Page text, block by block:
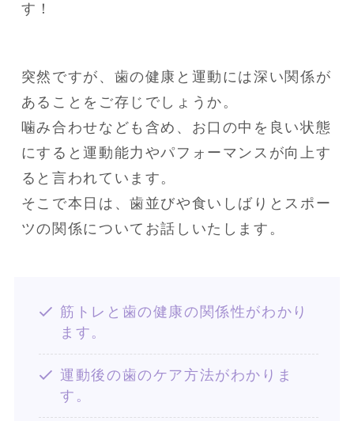
す！
突然ですが、歯の健康と運動には深い関係が
あることをご存じでしょうか。
噛み合わせなども含め、お口の中を良い状態
にすると運動能力やパフォーマンスが向上す
ると言われています。
そこで本日は、歯並びや食いしばりとスポー
ツの関係についてお話しいたします。
筋トレと歯の健康の関係性がわかり
ます。
運動後の歯のケア方法がわかりま
す。